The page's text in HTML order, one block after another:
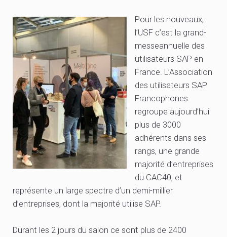
Pour les nouveaux,
l’USF c’est la grand-
messeannuelle des
utilisateurs SAP en
France. L’Association
des utilisateurs SAP
Francophones
regroupe aujourd’hui
plus de 3000
adhérents dans ses
rangs, une grande
majorité d’entreprises
du CAC40, et
représente un large spectre d’un demi-millier
d’entreprises, dont la majorité utilise SAP.
Durant les 2 jours du salon ce sont plus de 2400